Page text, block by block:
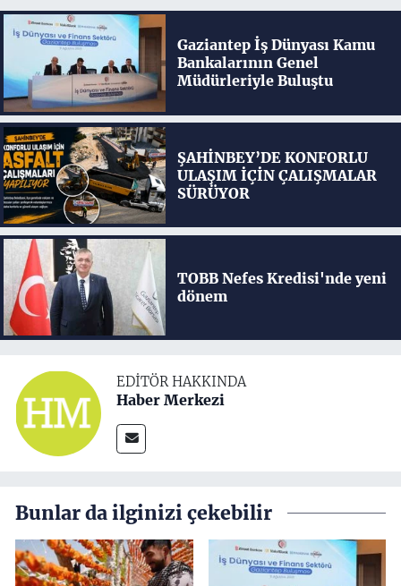
Gaziantep İş Dünyası Kamu
Bankalarının Genel
Müdürleriyle Buluştu
ŞAHİNBEY’DE KONFORLU
ULAŞIM İÇİN ÇALIŞMALAR
SÜRÜYOR
TOBB Nefes Kredisi'nde yeni
dönem
EDITÖR HAKKINDA
Haber Merkezi
Bunlar da ilginizi çekebilir